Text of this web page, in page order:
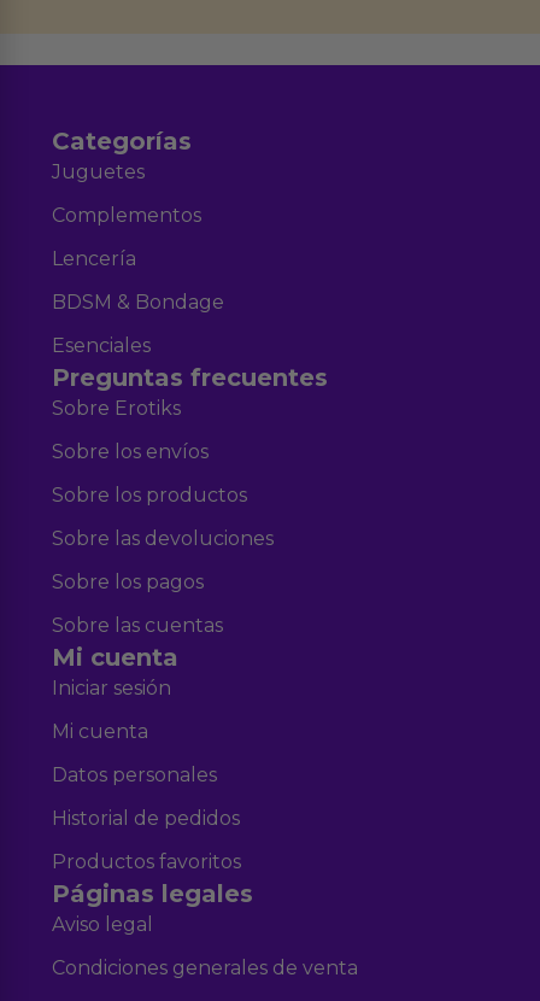
Categorías
Juguetes
Complementos
Lencería
BDSM & Bondage
Esenciales
Preguntas frecuentes
Sobre Erotiks
Sobre los envíos
Sobre los productos
Sobre las devoluciones
Sobre los pagos
Sobre las cuentas
Mi cuenta
Iniciar sesión
Mi cuenta
Datos personales
Historial de pedidos
Productos favoritos
Páginas legales
Aviso legal
Condiciones generales de venta